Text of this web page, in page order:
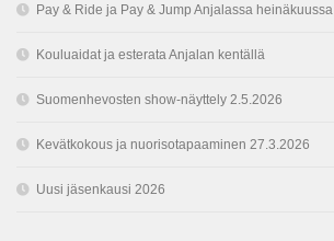
Pay & Ride ja Pay & Jump Anjalassa heinäkuussa
Kouluaidat ja esterata Anjalan kentällä
Suomenhevosten show-näyttely 2.5.2026
Kevätkokous ja nuorisotapaaminen 27.3.2026
Uusi jäsenkausi 2026